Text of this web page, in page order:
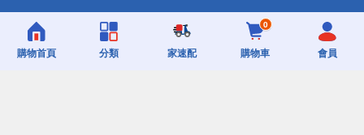
購物首頁 分類 家速配
0
購物車 會員